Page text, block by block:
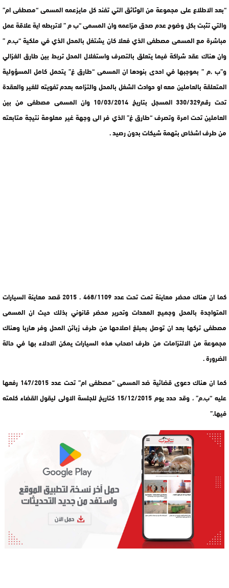
“بعد الاطلاع على مجموعة من الوثائق التي تفند كل مايزعمه المسمى “مصطفى ام”
والتي تثبت بكل وضوح عدم صدق مزاعمه وان المسمى “ب م ” لاتربطه اية علاقة عمل
مباشرة مع المسمى مصطفى الذي فعلا كان يشتغل بالمحل الذي في ملكية “ب,م ”
وان هناك عقد شراكة فيما يتعلق بالتصرف واستغلال المحل تربط بين طارق الغزالي
و”ب ,م ” بموجبها في احدى بنودها ان المسمى “طارق غ” يتحمل كامل المسؤولية
المتعلقة بالعاملين معه او حوادث الشغل بالمحل والتزامه بعدم تفويته للغير والعقدة
تحت رقم330/329 المسجل بتاريخ 10/03/2014 وان المسمى مصطفى من بين
العاملين تحت امرة وتصرف “طارق غ” الذي فر الى وجهة غير معلومة نتيجة متابعته
من طرف اشخاص بتهمة شيكات بدون رصيد .
كما ان هناك محضر معاينة تمت تحت عدد 468/1109 . 2015 قصد معاينة السيارات
المتواجدة بالمحل وجميع المعدات وتحرير محضر قانوني بذلك حيث ان المسمى
مصطفى تركها بعد ان توصل بمبلغ اصلاحها من طرف زبائن المحل وفر هاربا وهناك
مجموعة من الالتزامات من طرف اصحاب هذه السيارات يمكن الادلاء بها في حالة
الضرورة .
كما ان هناك دعوى قضائية ضد المسمى “مصطفى ام” تحت عدد 147/2015 رفعها
عليه “ب,م” ، وقد حدد يوم 15/12/2015 كتاريخ للجلسة الاولى ليقول القضاء كلمته
فيها.”